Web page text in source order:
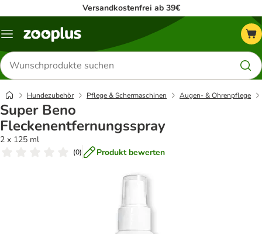
Versandkostenfrei ab 39€
Menü
Produkte
suchen
Hundezubehör Pflege & Schermaschinen Augen- & Ohrenpflege
Super Beno
Fleckenentfernungsspray
2 x 125 ml
(0) Produkt bewerten